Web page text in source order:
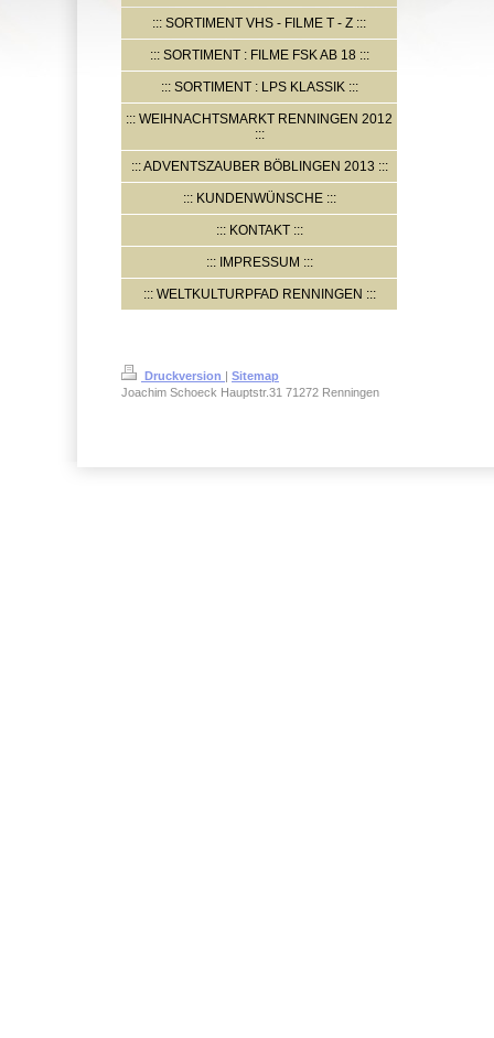
SORTIMENT VHS - FILME T - Z
SORTIMENT : FILME FSK AB 18
SORTIMENT : LPS KLASSIK
WEIHNACHTSMARKT RENNINGEN 2012
ADVENTSZAUBER BÖBLINGEN 2013
KUNDENWÜNSCHE
KONTAKT
IMPRESSUM
WELTKULTURPFAD RENNINGEN
Druckversion | Sitemap
Joachim Schoeck Hauptstr.31 71272 Renningen